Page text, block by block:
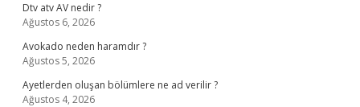
Dtv atv AV nedir ?
Ağustos 6, 2026
Avokado neden haramdır ?
Ağustos 5, 2026
Ayetlerden oluşan bölümlere ne ad verilir ?
Ağustos 4, 2026